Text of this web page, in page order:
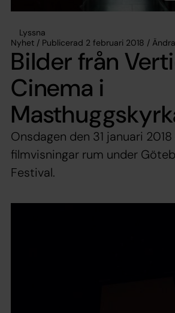
Lyssna
Nyhet / Publicerad 2 februari 2018 /
Bilder från
Cinema i
Onsdagen den 31 januari
filmvisningar rum under
Festival.